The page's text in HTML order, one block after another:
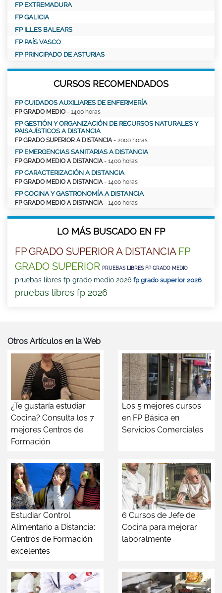
FP EXTREMADURA
FP GALICIA
FP ILLES BALEARS
FP PAÍS VASCO
FP PRINCIPADO DE ASTURIAS
CURSOS RECOMENDADOS
FP CUIDADOS AUXILIARES DE ENFERMERÍA
FP GRADO MEDIO - 1400 horas
FP GESTIÓN Y ORGANIZACIÓN DE RECURSOS NATURALES Y
PAISAJÍSTICOS A DISTANCIA
FP GRADO SUPERIOR A DISTANCIA - 2000 horas
FP EMERGENCIAS SANITARIAS A DISTANCIA
FP GRADO MEDIO A DISTANCIA - 1400 horas
FP CARACTERIZACIÓN A DISTANCIA
FP GRADO MEDIO A DISTANCIA - 1400 horas
FP COCINA Y GASTRONOMÍA A DISTANCIA
FP GRADO MEDIO A DISTANCIA - 1400 horas
LO MÁS BUSCADO EN FP
FP GRADO SUPERIOR A DISTANCIA FP
GRADO SUPERIOR
PRUEBAS LIBRES FP GRADO MEDIO
pruebas libres fp grado medio 2026 fp grado superior 2026
pruebas libres fp 2026
Otros Artículos en la Web
¿Te gustaría estudiar
Cocina? Consulta los 7
mejores Centros de
Formación
Los 5 mejores cursos
en FP Básica en
Servicios Comerciales
Estudiar Control
Alimentario a Distancia:
Centros de Formación
excelentes
6 Cursos de Jefe de
Cocina para mejorar
laboralmente